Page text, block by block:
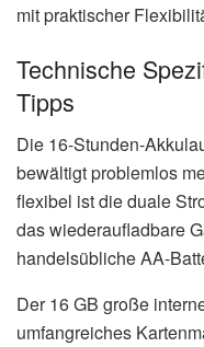
mit praktischer
Technische
Tipps
Die 16-Stunden-
bewältigt problemlos
flexibel ist die duale
das wiederaufladbare
handelsübliche AA-
Der 16 GB große
umfangreiches